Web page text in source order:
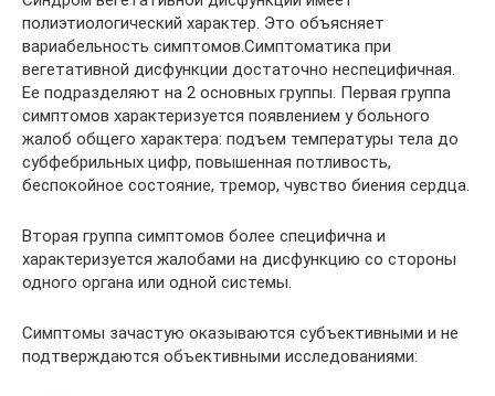
полиэтиологический характер. Это объясняет
вариабельность симптомов.Симптоматика при
вегетативной дисфункции достаточно неспецифичная.
Ее подразделяют на 2 основных группы. Первая группа
симптомов характеризуется появлением у больного
жалоб общего характера: подъем температуры тела до
субфебрильных цифр, повышенная потливость,
беспокойное состояние, тремор, чувство биения сердца.
Вторая группа симптомов более специфична и
характеризуется жалобами на дисфункцию со стороны
одного органа или одной системы.
Симптомы зачастую оказываются субъективными и не
подтверждаются объективными исследованиями: